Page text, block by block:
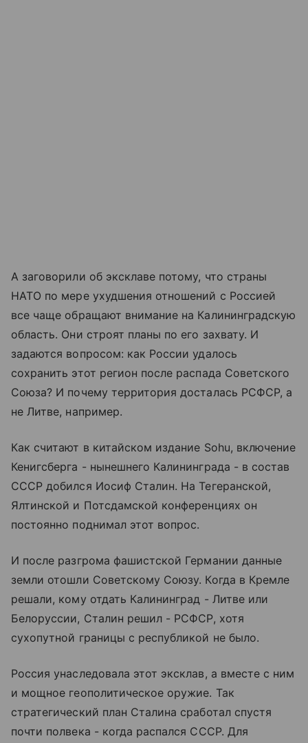
А заговорили об эксклаве потому, что страны
НАТО по мере ухудшения отношений с Россией
все чаще обращают внимание на Калининградскую
область. Они строят планы по его захвату. И
задаются вопросом: как России удалось
сохранить этот регион после распада Советского
Союза? И почему территория досталась РСФСР, а
не Литве, например.
Как считают в китайском издание Sohu, включение
Кенигсберга - нынешнего Калининграда - в состав
СССР добился Иосиф Сталин. На Тегеранской,
Ялтинской и Потсдамской конференциях он
постоянно поднимал этот вопрос.
И после разгрома фашистской Германии данные
земли отошли Советскому Союзу. Когда в Кремле
решали, кому отдать Калининград - Литве или
Белоруссии, Сталин решил - РСФСР, хотя
сухопутной границы с республикой не было.
Россия унаследовала этот эксклав, а вместе с ним
и мощное геополитическое оружие. Так
стратегический план Сталина сработал спустя
почти полвека - когда распался СССР. Для